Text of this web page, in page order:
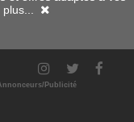
Publicité